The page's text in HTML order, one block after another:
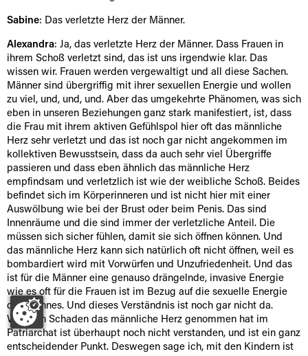
Sabine: Das verletzte Herz der Männer.
Alexandra: Ja, das verletzte Herz der Männer. Dass Frauen in
ihrem Schoß verletzt sind, das ist uns irgendwie klar. Das
wissen wir. Frauen werden vergewaltigt und all diese Sachen.
Männer sind übergriffig mit ihrer sexuellen Energie und wollen
zu viel, und, und, und. Aber das umgekehrte Phänomen, was sich
eben in unseren Beziehungen ganz stark manifestiert, ist, dass
die Frau mit ihrem aktiven Gefühlspol hier oft das männliche
Herz sehr verletzt und das ist noch gar nicht angekommen im
kollektiven Bewusstsein, dass da auch sehr viel Übergriffe
passieren und dass eben ähnlich das männliche Herz
empfindsam und verletzlich ist wie der weibliche Schoß. Beides
befindet sich im Körperinneren und ist nicht hier mit einer
Auswölbung wie bei der Brust oder beim Penis. Das sind
Innenräume und die sind immer der verletzliche Anteil. Die
müssen sich sicher fühlen, damit sie sich öffnen können. Und
das männliche Herz kann sich natürlich oft nicht öffnen, weil es
bombardiert wird mit Vorwürfen und Unzufriedenheit. Und das
ist für die Männer eine genauso drängelnde, invasive Energie
wie es oft für die Frauen ist im Bezug auf die sexuelle Energie
des Mannes. Und dieses Verständnis ist noch gar nicht da.
Welchen Schaden das männliche Herz genommen hat im
Patriarchat ist überhaupt noch nicht verstanden, und ist ein ganz
entscheidender Punkt. Deswegen sage ich, mit den Kindern ist